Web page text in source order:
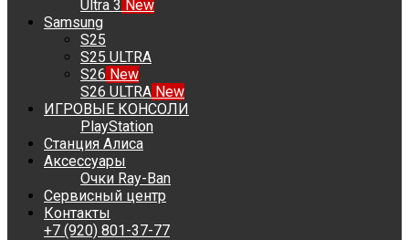
Ultra 3 New
Samsung
S25
S25 ULTRA
S26 New
S26 ULTRA New
ИГРОВЫЕ КОНСОЛИ
PlayStation
Станция Алиса
Аксессуары
Очки Ray-Ban
Сервисный центр
Контакты
+7 (920) 801-37-77